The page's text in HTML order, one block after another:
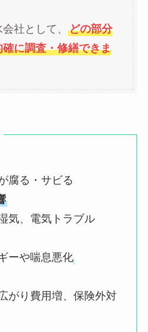
社として、 どの部分
に調査・修繕できま
腐る・サビる
気、電気トラブル
ーや喘息悪化
がり費用増、保険外対